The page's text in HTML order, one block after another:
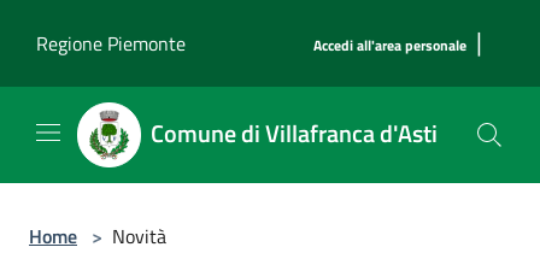
Regione Piemonte
Accedi all'area personale |
Comune di Villafranca d'Asti
Home > Novità